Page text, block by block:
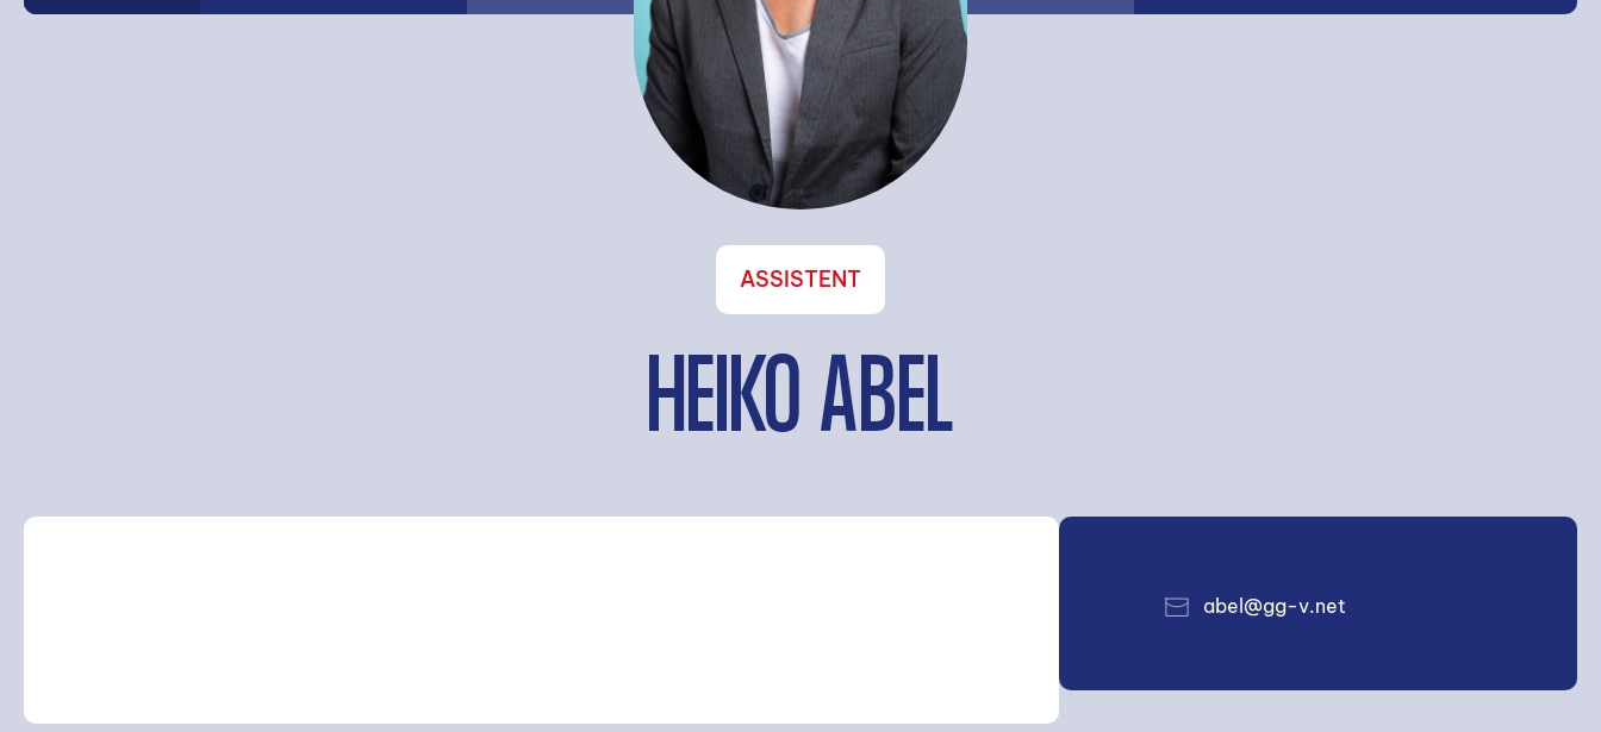
ASSISTENT
HEIKO ABEL
abel@gg-v.net